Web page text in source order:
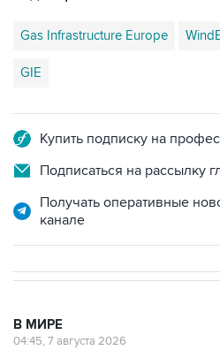
Gas Infrastructure Europe
GIE
Купить подписку на
Подписаться на рассылку
Получать оперативные
канале
В МИРЕ
04:45, 7 августа 2026